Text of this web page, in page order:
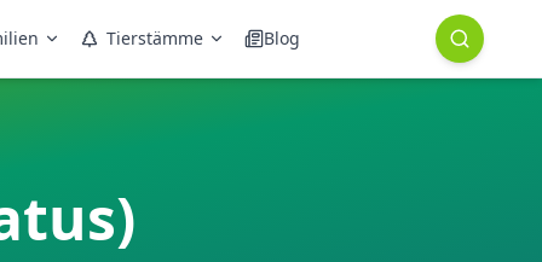
Tierstämme Blog